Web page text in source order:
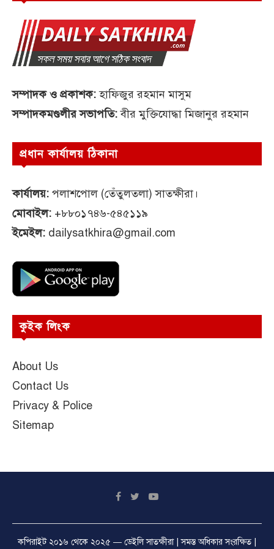
সম্পাদক ও প্রকাশক:হাফিজুর রহমান মাসুম
সম্পাদকমণ্ডলীর সভাপতি:বীর মুক্তিযোদ্ধা মিজানুর রহমান
প্রধান কার্যালয় ঠিকানা
কার্যালয়: পলাশপোল (তেঁতুলতলা) সাতক্ষীরা।
মোবাইল: +৮৮০১৭৪৬-৫৪৫১১৯
ইমেইল: dailysatkhira@gmail.com
কুইক লিংক
About Us
Contact Us
Privacy & Police
Sitemap
কপিরাইট ২০১৬ থেকে ২০২৫ — ডেইলি সাতক্ষীরা| সমস্ত অধিকার সংরক্ষিত |